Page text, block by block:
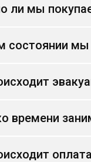
ли мы
состоянии мы
времени